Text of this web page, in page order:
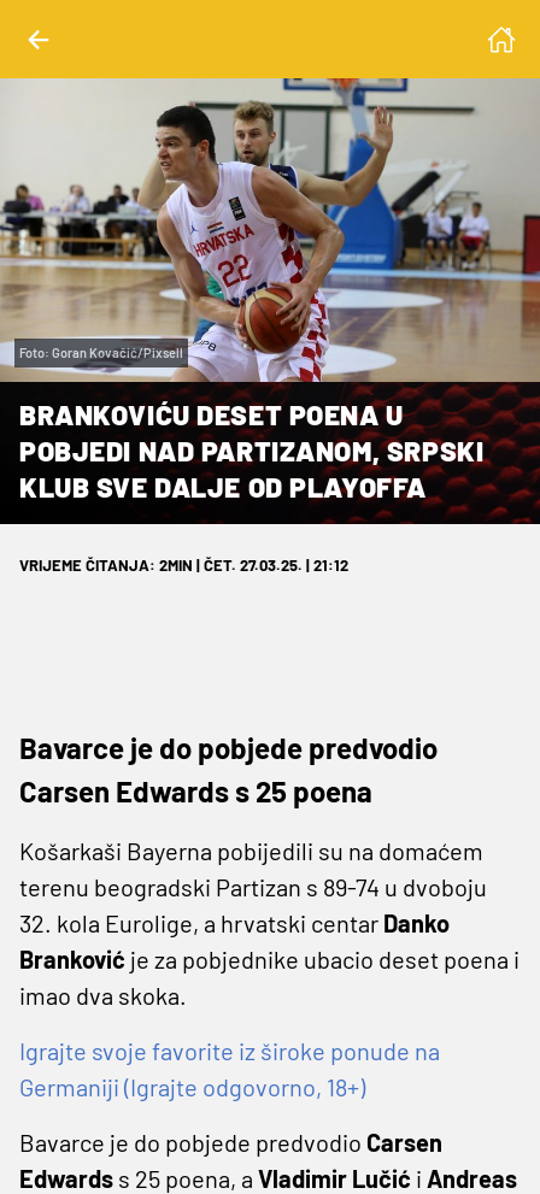
Foto: Goran Kovačić/Pixsell
BRANKOVIĆU DESET POENA U
POBJEDI NAD PARTIZANOM, SRPSKI
KLUB SVE DALJE OD PLAYOFFA
VRIJEME ČITANJA: 2MIN | ČET. 27.03.25. | 21:12
Bavarce je do pobjede predvodio
Carsen Edwards s 25 poena
Košarkaši Bayerna pobijedili su na domaćem
terenu beogradski Partizan s 89-74 u dvoboju
32. kola Eurolige, a hrvatski centar Danko
Branković je za pobjednike ubacio deset poena i
imao dva skoka.
Igrajte svoje favorite iz široke ponude na
Germaniji (Igrajte odgovorno, 18+)
Bavarce je do pobjede predvodio Carsen
Edwards s 25 poena, a Vladimir Lučić i Andreas